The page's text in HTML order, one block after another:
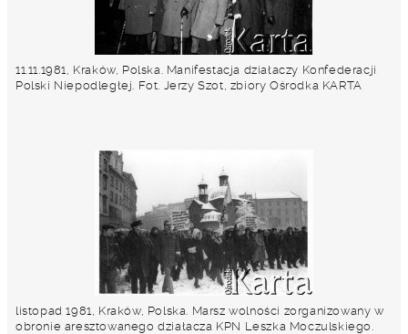
11.11.1981, Kraków, Polska. Manifestacja działaczy Konfederacji
Polski Niepodległej. Fot. Jerzy Szot, zbiory Ośrodka KARTA
listopad 1981, Kraków, Polska. Marsz wolności zorganizowany w
obronie aresztowanego działacza KPN Leszka Moczulskiego.